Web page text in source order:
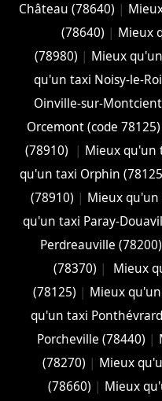
Château (78640) |
(78640) | Mieux
(78980) | Mieux
qu'un taxi Noisy-le-
Oinville-sur-
Orcemont (code 78125)
(78910)
| Mieux qu'un
qu'un taxi Orphin
(78910) | Mieux qu'un
qu'un taxi Paray-
Perdreauville (78200)
(78370) |
Mieux
(78125) | Mieux
qu'un taxi
Porcheville (78440) |
(78270) | Mieux
(78660) | Mieux